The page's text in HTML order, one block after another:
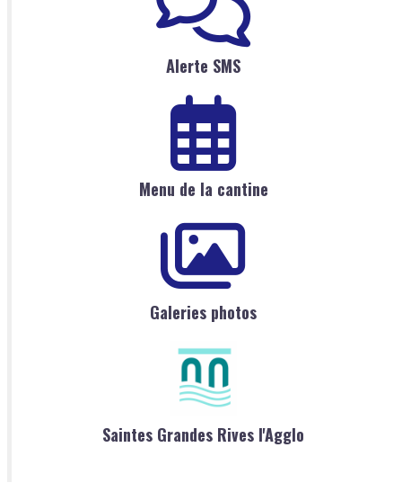
Alerte SMS
Menu de la cantine
Galeries photos
Saintes Grandes Rives l'Agglo